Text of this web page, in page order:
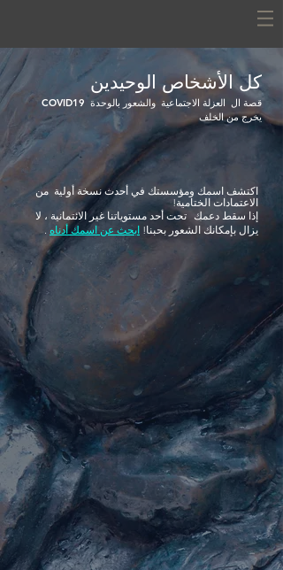
كل الأشخاص الوحيدين
قصة ال العزلة الاجتماعية والشعور بالوحدة COVID19
يخرج من الخلف
اكتشف اسمك ومؤسستك في أحدث نسخة أولية من
الاعتمادات الختامية!
إذا سقط دعمك تحت أحد مستوياتنا غير الائتمانية ، لا
يزال بإمكانك الشعور بحبنا! ابحث عن اسمك أدناه .